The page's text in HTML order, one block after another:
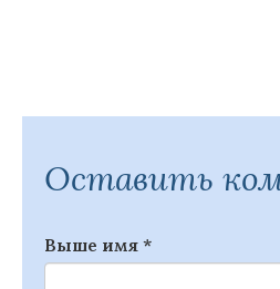
Оставить
Выше имя *